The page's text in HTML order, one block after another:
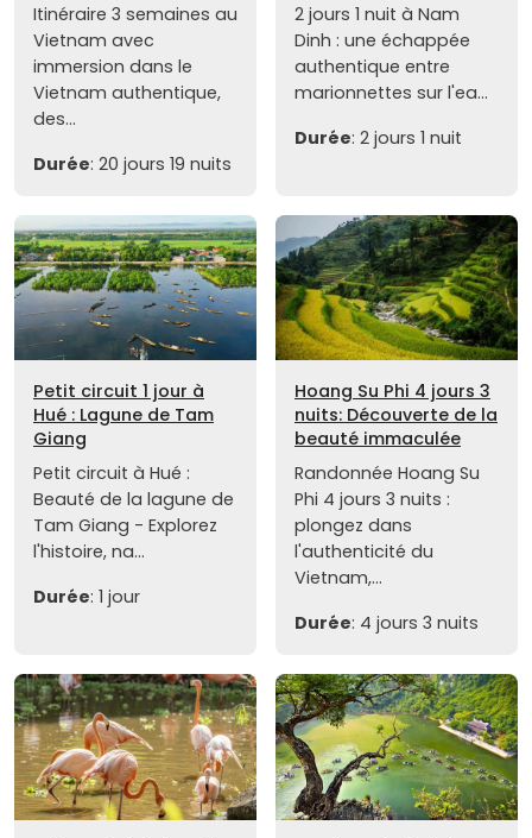
Itinéraire 3 semaines au
Vietnam avec
immersion dans le
Vietnam authentique,
des...
Durée: 20 jours 19 nuits
2 jours 1 nuit à Nam
Dinh : une échappée
authentique entre
marionnettes sur l'ea...
Durée: 2 jours 1 nuit
Petit circuit 1 jour à
Hué : Lagune de Tam
Giang
Petit circuit à Hué :
Beauté de la lagune de
Tam Giang - Explorez
l'histoire, na...
Durée: 1 jour
Hoang Su Phi 4 jours 3
nuits: Découverte de la
beauté immaculée
Randonnée Hoang Su
Phi 4 jours 3 nuits :
plongez dans
l'authenticité du
Vietnam,...
Durée: 4 jours 3 nuits